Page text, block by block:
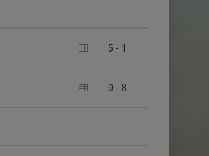
5 - 1
0 - 8